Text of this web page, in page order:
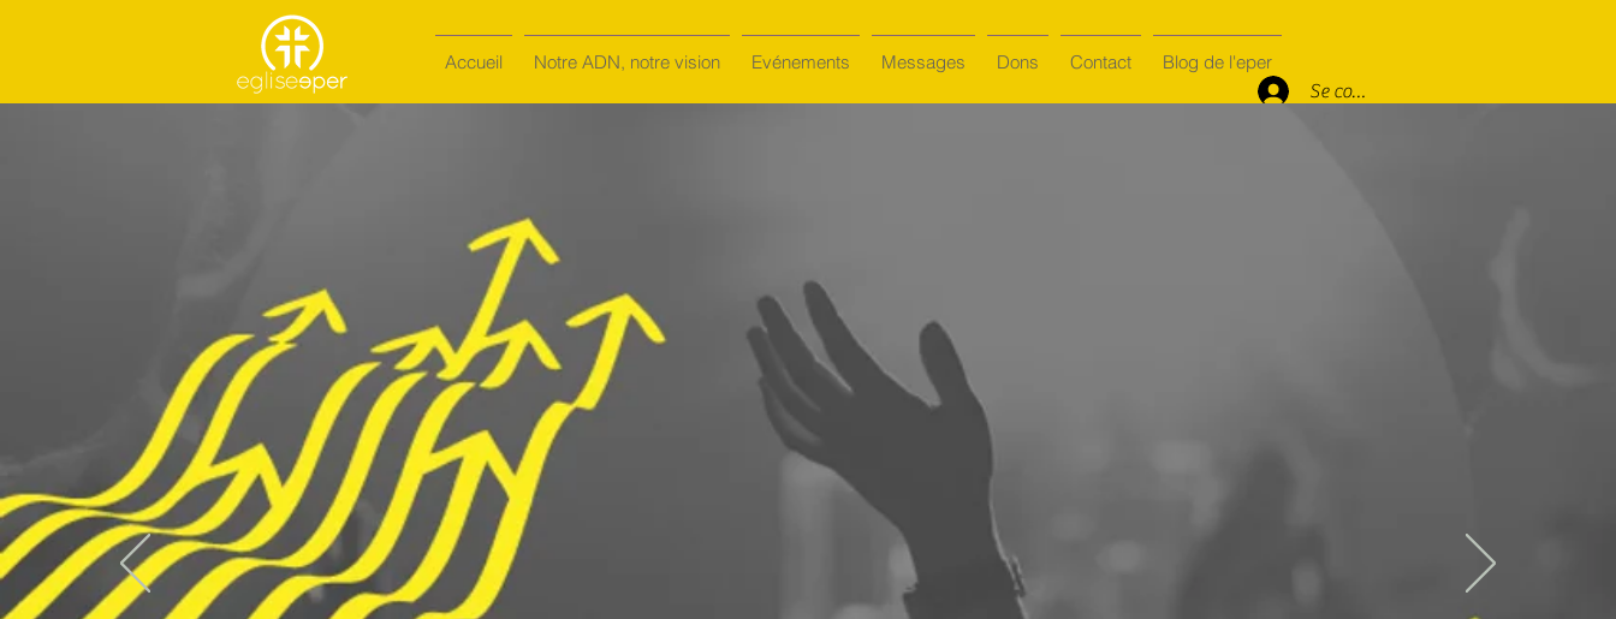
Accueil Notre ADN, notre vision Evénements Messages Dons Contact Blog de l'eper
Se connecter